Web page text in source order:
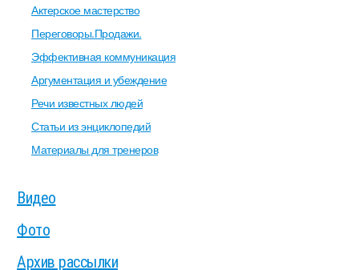
Актерское мастерство
Переговоры.Продажи.
Эффективная коммуникация
Аргументация и убеждение
Речи известных людей
Статьи из энциклопедий
Материалы для тренеров
Видео
Фото
Архив рассылки